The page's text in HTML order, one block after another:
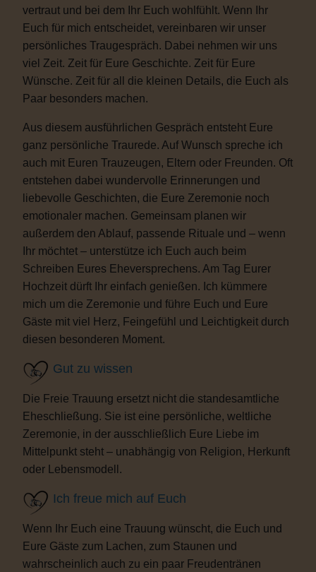
vertraut und bei dem Ihr Euch wohlfühlt. Wenn Ihr
Euch für mich entscheidet, vereinbaren wir unser
persönliches Traugespräch. Dabei nehmen wir uns
viel Zeit. Zeit für Eure Geschichte. Zeit für Eure
Wünsche. Zeit für all die kleinen Details, die Euch als
Paar besonders machen.
Aus diesem ausführlichen Gespräch entsteht Eure
ganz persönliche Traurede. Auf Wunsch spreche ich
auch mit Euren Trauzeugen, Eltern oder Freunden. Oft
entstehen dabei wundervolle Erinnerungen und
liebevolle Geschichten, die Eure Zeremonie noch
emotionaler machen. Gemeinsam planen wir
außerdem den Ablauf, passende Rituale und – wenn
Ihr möchtet – unterstütze ich Euch auch beim
Schreiben Eures Eheversprechens. Am Tag Eurer
Hochzeit dürft Ihr einfach genießen. Ich kümmere
mich um die Zeremonie und führe Euch und Eure
Gäste mit viel Herz, Feingefühl und Leichtigkeit durch
diesen besonderen Moment.
Gut zu wissen
Die Freie Trauung ersetzt nicht die standesamtliche
Eheschließung. Sie ist eine persönliche, weltliche
Zeremonie, in der ausschließlich Eure Liebe im
Mittelpunkt steht – unabhängig von Religion, Herkunft
oder Lebensmodell.
Ich freue mich auf Euch
Wenn Ihr Euch eine Trauung wünscht, die Euch und
Eure Gäste zum Lachen, zum Staunen und
wahrscheinlich auch zu ein paar Freudentränen